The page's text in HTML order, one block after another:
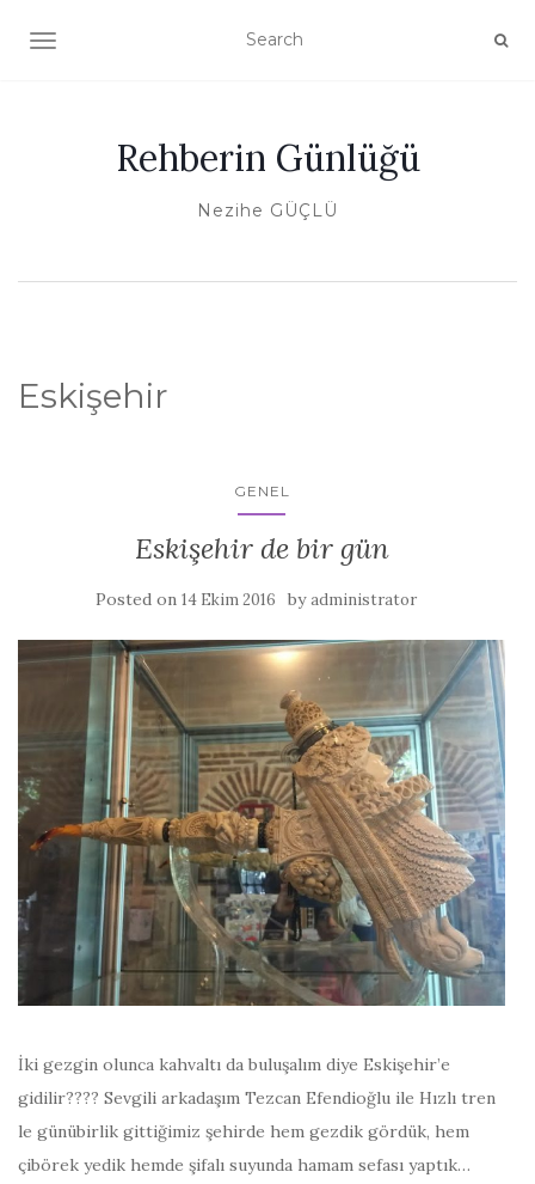
TOGGLE NAVIGATION
Rehberin Günlüğü
Nezihe GÜÇLÜ
Eskişehir
GENEL
Eskişehir de bir gün
Posted on 14 Ekim 2016 byadministrator
İki gezgin olunca kahvaltı da buluşalım diye Eskişehir’e
gidilir???? Sevgili arkadaşım Tezcan Efendioğlu ile Hızlı tren
le günübirlik gittiğimiz şehirde hem gezdik gördük, hem
çibörek yedik hemde şifalı suyunda hamam sefası yaptık…